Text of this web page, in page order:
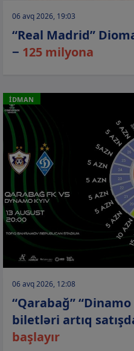
06 avq 2026, 19:03
“Real Madrid”
− 125 milyona
İDMAN
06 avq 2026, 12:08
“Qarabağ”
biletləri artıq
başlayır